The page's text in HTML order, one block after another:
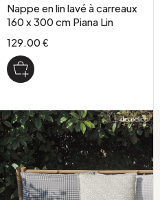
Nappe en lin lavé à carreaux
160 x 300 cm Piana Lin
129.00 €